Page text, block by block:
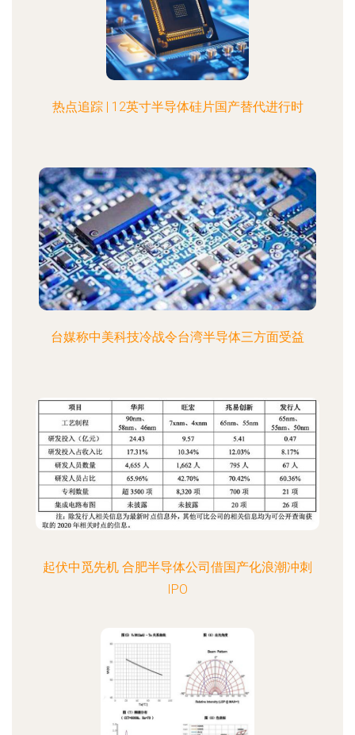
热点追踪 | 12英寸半导体硅片国产替代进行时
台媒称中美科技冷战令台湾半导体三方面受益
起伏中觅先机 合肥半导体公司借国产化浪潮冲刺
IPO